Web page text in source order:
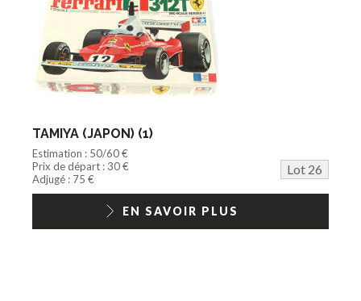
TAMIYA (JAPON) (1)
Estimation : 50/60 €
Prix de départ : 30 €
Lot 26
Adjugé : 75 €
EN SAVOIR PLUS